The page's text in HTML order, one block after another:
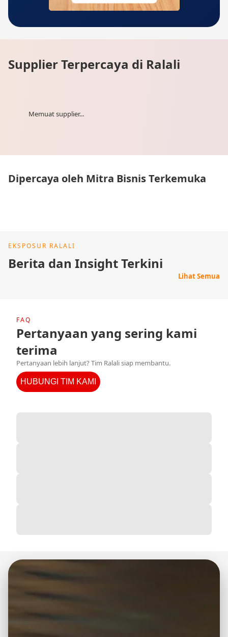
Supplier Terpercaya di Ralali
Memuat supplier...
Dipercaya oleh Mitra Bisnis Terkemuka
EKSPOSUR RALALI
Berita dan Insight Terkini
Lihat Semua
FAQ
Pertanyaan yang sering kami
terima
Pertanyaan lebih lanjut? Tim Ralali siap membantu.
HUBUNGI TIM KAMI